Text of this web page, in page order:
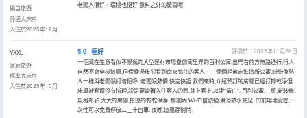
獨自旅遊
舒適大床房
入住於2025年12月
老闆人很好，環境也挺好 意料之外的驚喜哦
YXXL
家庭旅遊
標準大床房
入住於2025年10月
5.0 極好
評價於：2025年11月28日
一個藏在生意看似不景氣的大型建材市場羣偏寓里弄的百利公寓,出門右前方無路通行,行人
自然不會穿梭這裏,但傍晚過後卻看到南來北往的客人三三倆倆相擁走進這所公寓,紛紛像熟
人一樣與老闆娘打着招呼. 老闆娘熱情,快言快語.我們來時,介紹預訂的房間已經打掃乾淨但
床單被套還沒有搭理,説是要當著入住客人的麪,鋪上套上,以證“清白”. 百利公寓,三層,新裝修.
風格新穎.大大的房間,拾掇的乾乾淨淨. 房間內,Wi-Fi信號強,淋浴熱水充足. 門前場地寬闊,一
次性可以免費停放二三十台車. 夜晚,這裏靜悄悄.